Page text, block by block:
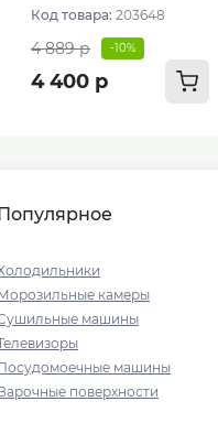
Код товара: 203648
4 889 р -10%
4 400 р
камеры
машины
машины
поверхности